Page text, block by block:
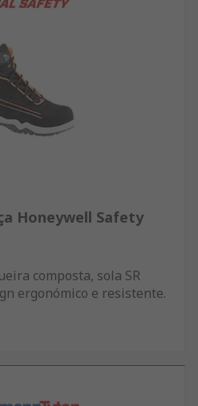
Honeywell Safety
composta, sola SR
ergonómico e resistente.